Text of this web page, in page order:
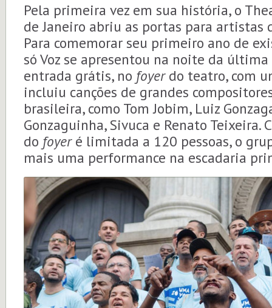
Pela primeira vez em sua história, o
de Janeiro abriu as portas para artistas
Para comemorar seu primeiro ano de
só Voz se apresentou na noite da
entrada grátis, no foyer do teatro, com
incluiu canções de grandes
brasileira, como Tom Jobim, Luiz
Gonzaguinha, Sivuca e Renato Teixeira.
do foyer é limitada a 120 pessoas, o
mais uma performance na escadaria